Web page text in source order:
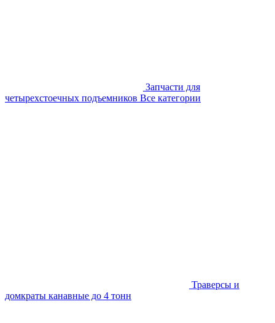
Запчасти для
четырехстоечных подъемников Все категории
Траверсы и
домкраты канавные до 4 тонн